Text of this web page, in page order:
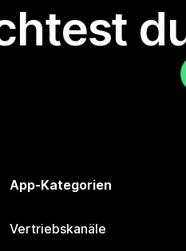
App-Kategorien
Vertriebskanäle